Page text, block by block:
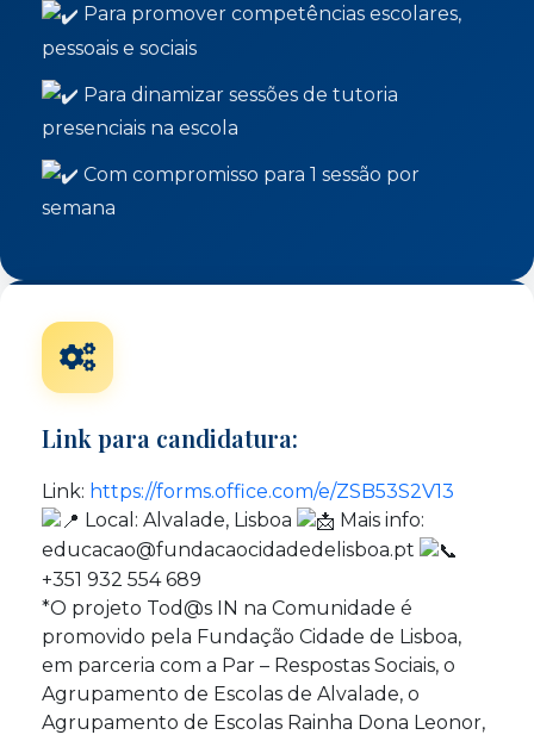
Para promover competências escolares,
pessoais e sociais
Para dinamizar sessões de tutoria
presenciais na escola
Com compromisso para 1 sessão por
semana
Link para candidatura:
Link: https://forms.office.com/e/ZSB53S2V13
Local: Alvalade, Lisboa
Mais info:
educacao@fundacaocidadedelisboa.pt
+351 932 554 689
*O projeto Tod@s IN na Comunidade é
promovido pela Fundação Cidade de Lisboa,
em parceria com a Par – Respostas Sociais, o
Agrupamento de Escolas de Alvalade, o
Agrupamento de Escolas Rainha Dona Leonor,